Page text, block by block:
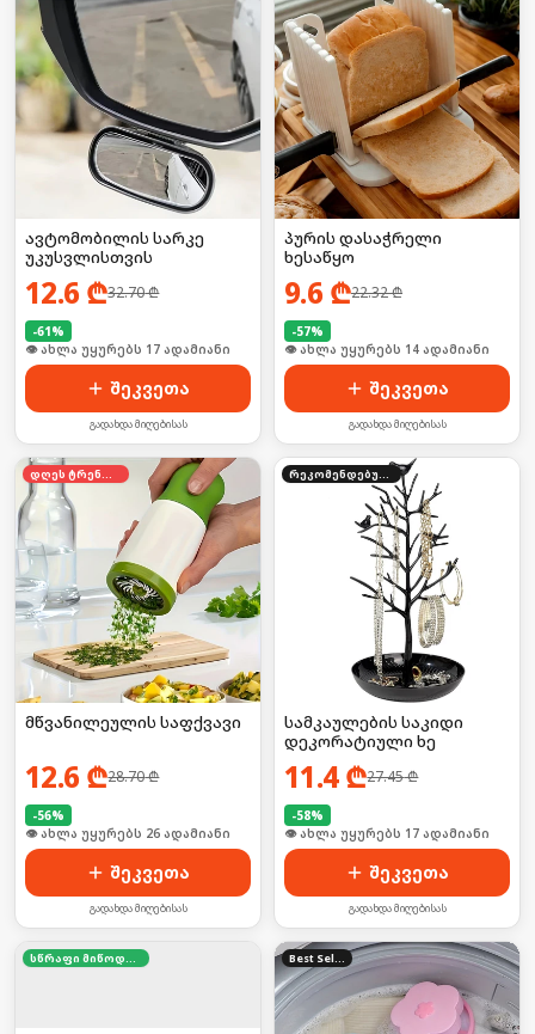
ავტომობილის სარკე
უკუსვლისთვის
12.6 ₾32.70₾
-61%
🛒 ბოლო 24სთ-ში იყიდა 23-მა
შეკვეთა
გადახდა მიღებისას
პურის დასაჭრელი
ხესაწყო
9.6 ₾22.32₾
-57%
🛒 ბოლო 24სთ-ში იყიდა 23-მა
შეკვეთა
გადახდა მიღებისას
მწვანილეულის საფქვავი
12.6 ₾28.70₾
-56%
🛒 ბოლო 24სთ-ში იყიდა 34-მა
შეკვეთა
გადახდა მიღებისას
სამკაულების საკიდი
დეკორატიული ხე
11.4₾27.45₾
-58%
🛒 ბოლო 24სთ-ში იყიდა 27-მა
შეკვეთა
გადახდა მიღებისას